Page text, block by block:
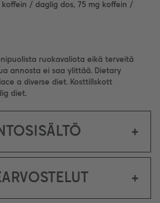
koffein / daglig dos, 75 mg koffein /
ruokavaliota eikä terveitä
annosta ei saa ylittää. Dietary
a diverse diet. Kosttillskott
diet.
+
+